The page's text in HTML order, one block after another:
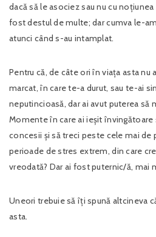
dacă să le asociez sau nu cu noțiunea
fost destul de multe; dar cumva le-
atunci când s-au intamplat.
Pentru că, de câte ori în viața asta
marcat, în care te-a durut, sau te-ai
neputincioasă, dar ai avut puterea să
Momente în care ai ieșit învingătoare
concesii și să treci peste cele mai de
perioade de stres extrem, din care
vreodată? Dar ai fost puternic/ă, mai
Uneori trebuie să îți spună altcineva
asta.